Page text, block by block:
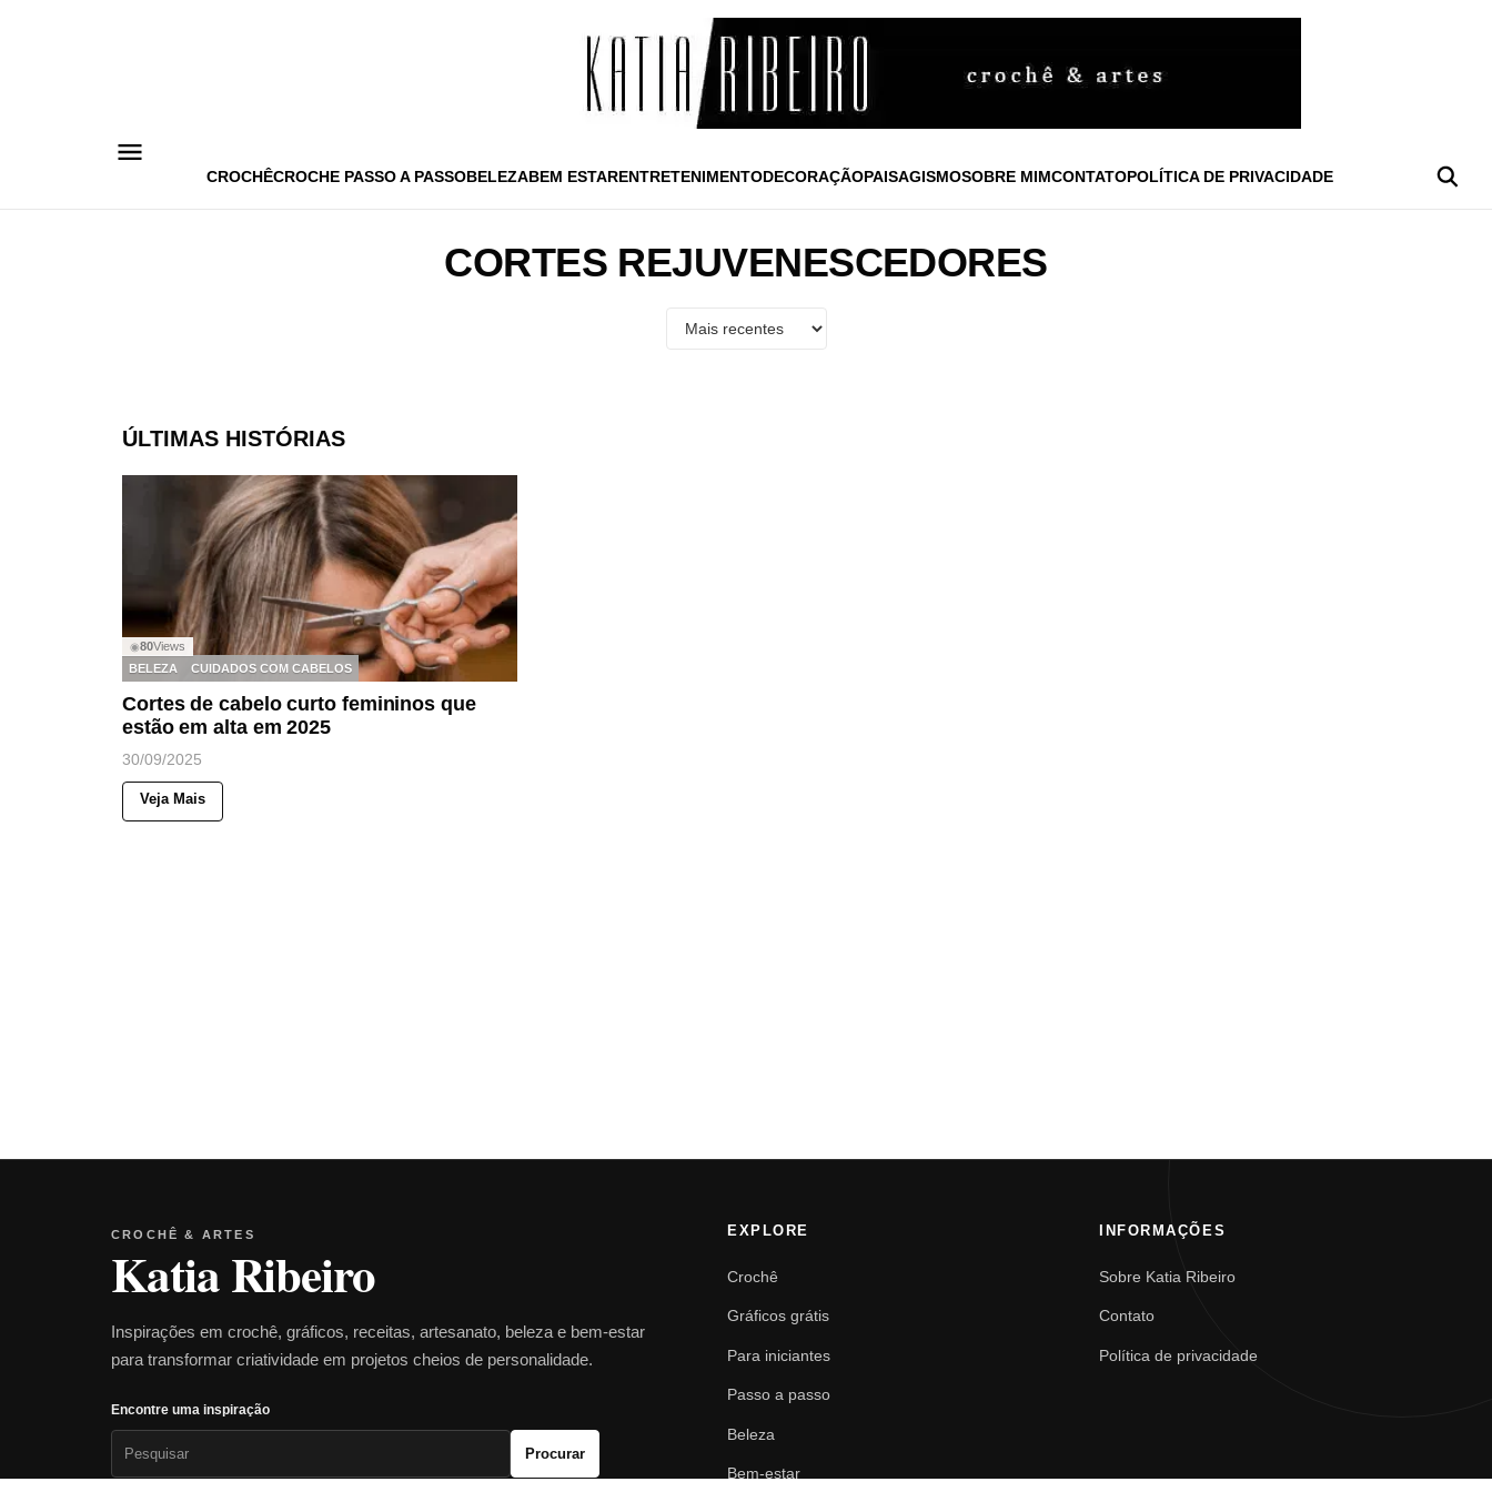
CROCHÊCROCHE PASSO A PASSOBELEZABEM ESTARENTRETENIMENTODECORAÇÃOPAISAGISMOSOBRE MIMCONTATOPOLÍTICA DE PRIVACIDADE
CORTES REJUVENESCEDORES
ÚLTIMAS HISTÓRIAS
◉80Views
BELEZA
CUIDADOS COM CABELOS
Cortes de cabelo curto femininos que
estão em alta em 2025
30/09/2025
Veja Mais
CROCHÊ & ARTES
Katia Ribeiro
Inspirações em crochê, gráficos, receitas, artesanato, beleza e bem-estar
para transformar criatividade em projetos cheios de personalidade.
Encontre uma inspiração
Procurar
EXPLORE
Crochê
Gráficos grátis
Para iniciantes
Passo a passo
Beleza
Bem-estar
INFORMAÇÕES
Sobre Katia Ribeiro
Contato
Política de privacidade